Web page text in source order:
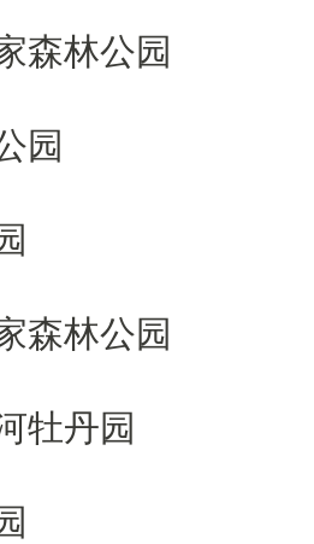
林公园
园
林公园
丹园